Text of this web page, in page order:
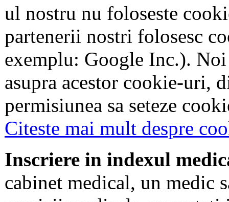
ul nostru nu foloseste
partenerii nostri folosesc
exemplu: Google Inc.).
asupra acestor cookie-uri,
permisiunea sa seteze
Citeste mai mult despre
Inscriere in indexul
cabinet medical, un medic